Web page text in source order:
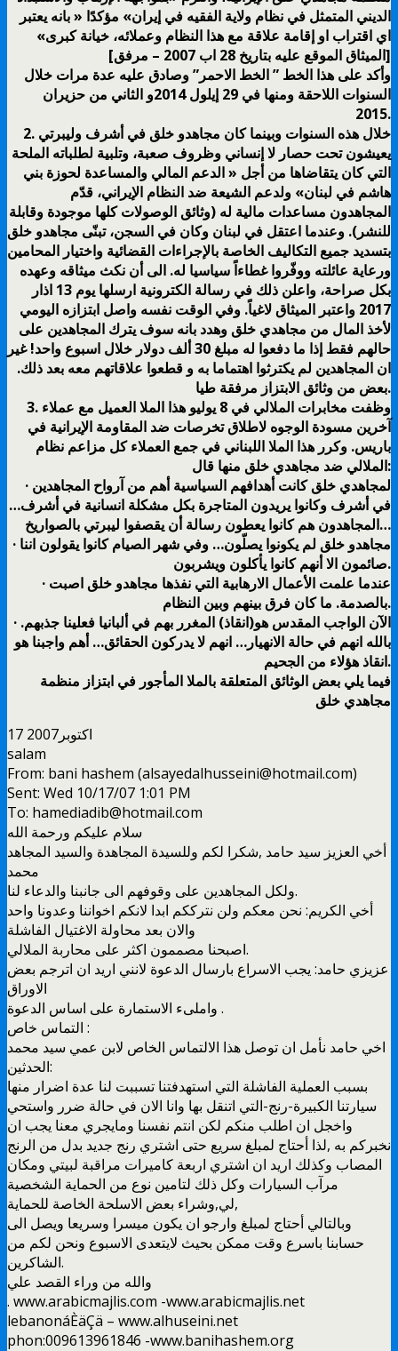
الديني المتمثل في نظام ولاية الفقيه في إيران» مؤكدًا « بانه يعتبر
اي اقتراب او إقامة علاقة مع هذا النظام وعملائه، خيانة كبرى»
[الميثاق الموقع عليه بتاريخ 28 اب 2007 – مرفق]
وأكد على هذا الخط ” الخط الاحمر” وصادق عليه عدة مرات خلال
السنوات اللاحقة ومنها في 29 إيلول 2014و الثاني من حزيران
2015.
2. خلال هذه السنوات وبينما كان مجاهدو خلق في أشرف وليبرتي
يعيشون تحت حصار لا إنساني وظروف صعبة، وتلبية لطلباته الملحة
التي كان يتقاضاها من أجل « الدعم المالي والمساعدة لحوزة بني
هاشم في لبنان» ولدعم الشيعة ضد النظام الإيراني، قدّم
المجاهدون مساعدات مالية له (وثائق الوصولات كلها موجودة وقابلة
للنشر). وعندما اعتقل في لبنان وكان في السجن، تبنّى مجاهدو خلق
بتسديد جميع التكاليف الخاصة بالإجراءات القضائية واختيار المحامين
ورعاية عائلته ووفّروا غطاءاً سياسيا له. الى أن نكث ميثاقه وعهده
بكل صراحة، واعلن ذلك في رسالة الكترونية ارسلها يوم 13 اذار
2017 واعتبر الميثاق لاغياً. وفي الوقت نفسه واصل ابتزازه اليومي
لأخذ المال من مجاهدي خلق وهدد بانه سوف يترك المجاهدين على
حالهم فقط إذا ما دفعوا له مبلغ 30 ألف دولار خلال اسبوع واحد! غير
ان المجاهدين لم يكترثوا اهتماما به و قطعوا علاقاتهم معه بعد ذلك.
بعض من وثائق الابتزاز مرفقة طيا.
3. وظفت مخابرات الملالي في 8 يوليو هذا الملا العميل مع عملاء
آخرين مسودة الوجوه لاطلاق تخرصات ضد المقاومة الإيرانية في
باريس. وكرر هذا الملا اللبناني في جمع العملاء كل مزاعم نظام
الملالي ضد مجاهدي خلق منها قال:
· لمجاهدي خلق كانت أهدافهم السياسية أهم من آرواح المجاهدين
في أشرف وكانوا يريدون المتاجرة بكل مشكلة انسانية في أشرف…
المجاهدون هم كانوا يعطون رسالة أن يقصفوا ليبرتي بالصواريخ…
· مجاهدو خلق لم يكونوا يصلّون… وفي شهر الصيام كانوا يقولون اننا
صائمون الا أنهم كانوا يأكلون ويشربون.
· عندما علمت الأعمال الارهابية التي نفذها مجاهدو خلق اصبت
بالصدمة. ما كان فرق بينهم وبين النظام.
· الآن الواجب المقدس هو(انقاذ) المغرر بهم في ألبانيا فعلينا جذبهم.
بالله انهم في حالة الانهيار… انهم لا يدركون الحقائق… أهم واجبنا هو
انقاذ هؤلاء من الجحيم.
فيما يلي بعض الوثائق المتعلقة بالملا المأجور في ابتزاز منظمة
مجاهدي خلق
17 اكتوبر2007
From: bani hashem (alsayedalhusseini@hotmail.com)
Sent: Wed 10/17/07 1:01 PM
To: hamediadib@hotmail.com
سلام عليكم ورحمة الله
أخي العزيز سيد حامد ,شكرا لكم وللسيدة المجاهدة والسيد المجاهد
محمد
ولكل المجاهدين على وقوفهم الى جانبنا والدعاء لنا.
أخي الكريم: نحن معكم ولن نترككم ابدا لانكم اخواننا وعدونا واحد
والان بعد محاولة الاغتيال الفاشلة
اصبحنا مصممون اكثر على محاربة الملالي.
عزيزي حامد: يجب الاسراع بارسال الدعوة لانني اريد ان اترجم بعض
الاوراق
واملىء الاستمارة على اساس الدعوة .
التماس خاص :
اخي حامد نأمل ان توصل هذا الالتماس الخاص لابن عمي سيد محمد
الحدثين:
بسبب العملية الفاشلة التي استهدفتنا تسببت لنا عدة اضرار منها
سيارتنا الكبيرة-رنج-التي اتنقل بها وانا الان في حالة ضرر واستحي
واخجل ان اطلب منكم لكن انتم نفسنا ومايجري معنا يجب ان
نخبركم به ,لذا أحتاج لمبلغ سريع حتى اشتري رنج جديد بدل من الرنج
المصاب وكذلك اريد ان اشتري اربعة كاميرات مراقبة لبيتي ومكان
مرآب السيارات وكل ذلك لتامين نوع من الحماية الشخصية
لي,وشراء بعض الاسلحة الخاصة للحماية,
وبالتالي أحتاج لمبلغ وارجو ان يكون ميسرا وسريعا ويصل الى
حسابنا باسرع وقت ممكن بحيث لايتعدى الاسبوع ونحن لكم من
الشاكرين.
والله من وراء القصد علي
. www.arabicmajlis.com -www.arabicmajlis.net
lebanonáÈäÇä – www.alhuseini.net
phon:009613961846 -www.banihashem.org